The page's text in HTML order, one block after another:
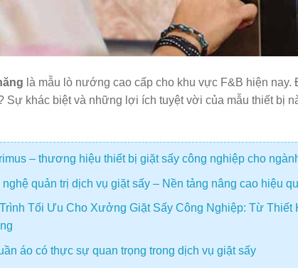
là mẫu lò nướng cao cấp cho khu vực F&B hiện
Sự khác biệt và những lợi ích tuyệt vời của mẫu thiết bị
– thương hiệu thiết bị giặt sấy công nghiệp cho
quản trị dịch vụ giặt sấy – Nền tảng nâng cao hiệu
Tối Ưu Cho Xưởng Giặt Sấy Công Nghiệp: Từ
áo có thực sự quan trọng trong dịch vụ giặt sấy